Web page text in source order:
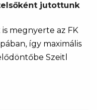
jutottunk
megnyerte az FK
így maximális
Szeitl